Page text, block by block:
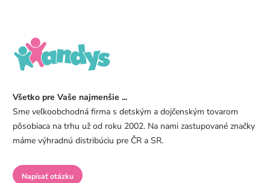
Všetko pre Vaše najmenšie ...
Sme veľkoobchodná firma s detským a dojčenským tovarom
pôsobiaca na trhu už od roku 2002. Na nami zastupované značky
máme výhradnú distribúciu pre ČR a SR.
Napísať otázku